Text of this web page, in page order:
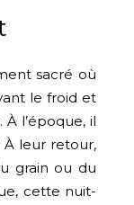
sacré où
le froid et
l’époque, il
leur retour,
grain ou du
cette nuit-